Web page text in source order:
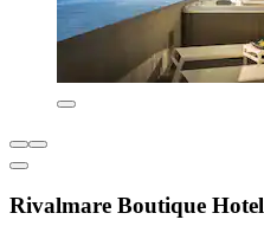
Rivalmare Boutique Hotel